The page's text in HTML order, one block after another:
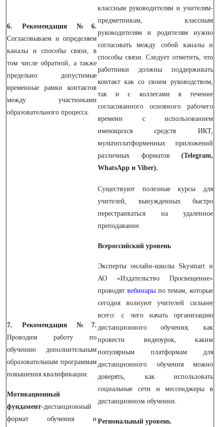
6. Рекомендация №6.
Согласовываем и определяем
каналы и способы связи, в
том числе обратной, а также
предельно допустимые
временные рамки контактов
между участниками
образовательного процесса.
классным руководителям и учителям-
предметникам, классным
руководителям и родителям нужно
согласовать между собой каналы и
способы связи. Следует отметить, что
работники должны поддерживать
контакт как со своим руководством,
так и с коллегами в течение
согласованного основного рабочего
времени с использованием
имеющихся средств ИКТ,
мультиплатформенных приложений
различных форматов (Telegram,
WhatsApp и Viber).
7. Рекомендация №7.
Проводим работу по
обучению дополнительным
образовательным программам
повышения квалификации.
Мотивационный
фундамент-дистанционный
формат обучения и
Существуют полезные курсы для
учителей, вынужденных быстро
перестраиваться на удаленное
преподавание.
Всероссийский уровень
Эксперты онлайн-школы Skysmart и
АО «Издательство Просвещение»
проводят вебинарыпо темам, которые
сегодня волнуют учителей сильнее
всего: с чего начать организацию
дистанционного обучения, как
провести видеоурок, каким
популярным платформам для
дистанционного обучения можно
доверять, как использовать
социальные сети и мессенджеры в
дистанционном обучении.
Региональный уровень.